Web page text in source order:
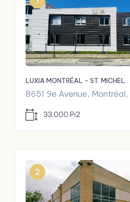
LUXIA MONTRÉAL - ST. MICHEL
8651 9e Avenue, Montréal,
33,000 Pi2
2